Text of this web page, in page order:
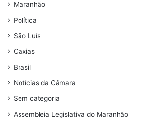
Maranhão
Política
São Luís
Caxias
Brasil
Notícias da Câmara
Sem categoria
Assembleia Legislativa do Maranhão